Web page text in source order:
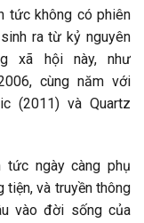
tức không có phiên
ra từ kỷ nguyên
xã hội này, như
cùng năm với
(2011) và Quartz
tức ngày càng phụ
và truyền thông
vào đời sống của